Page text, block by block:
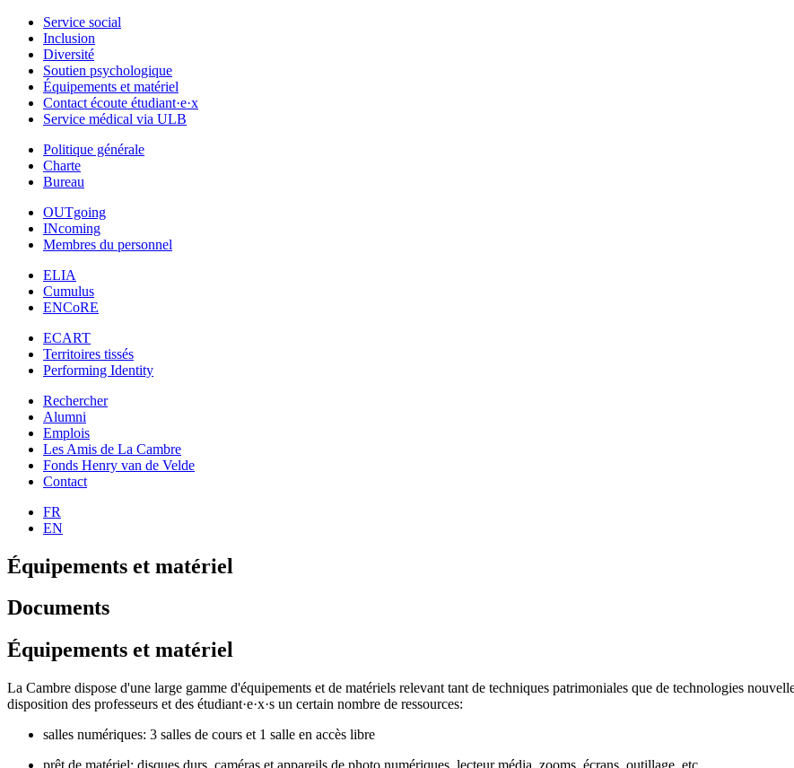
Service social
Inclusion
Diversité
Soutien psychologique
Équipements et matériel
Contact écoute étudiant·e·x
Service médical via ULB
Politique générale
Charte
Bureau
OUTgoing
INcoming
Membres du personnel
ELIA
Cumulus
ENCoRE
ECART
Territoires tissés
Performing Identity
Rechercher
Alumni
Emplois
Les Amis de La Cambre
Fonds Henry van de Velde
Contact
FR
EN
Équipements et matériel
Documents
Équipements et matériel
La Cambre dispose d'une large gamme d'équipements et de matériels relevant tant de techniques patrimoniales que de technologies
disposition des professeurs et des étudiant·e·x·s un certain nombre de ressources:
salles numériques: 3 salles de cours et 1 salle en accès libre